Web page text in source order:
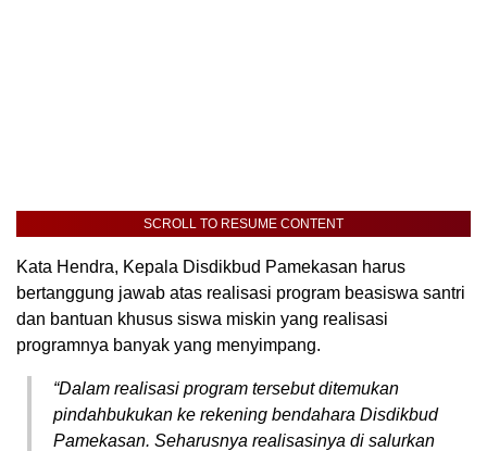
SCROLL TO RESUME CONTENT
Kata Hendra, Kepala Disdikbud Pamekasan harus
bertanggung jawab atas realisasi program beasiswa santri
dan bantuan khusus siswa miskin yang realisasi
programnya banyak yang menyimpang.
“Dalam realisasi program tersebut ditemukan
pindahbukukan ke rekening bendahara Disdikbud
Pamekasan. Seharusnya realisasinya di salurkan